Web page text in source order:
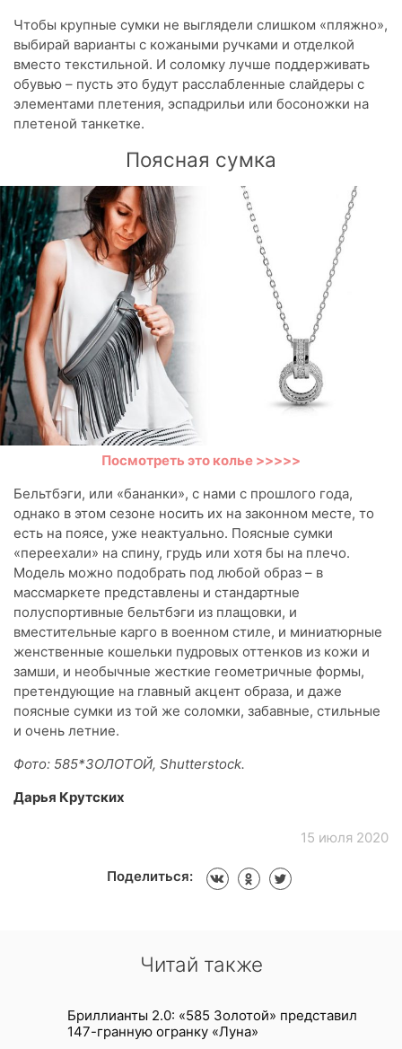
Чтобы крупные сумки не выглядели слишком «пляжно»,
выбирай варианты с кожаными ручками и отделкой
вместо текстильной. И соломку лучше поддерживать
обувью – пусть это будут расслабленные слайдеры с
элементами плетения, эспадрильи или босоножки на
плетеной танкетке.
Поясная сумка
Посмотреть это колье >>>>>
Бельтбэги, или «бананки», с нами с прошлого года,
однако в этом сезоне носить их на законном месте, то
есть на поясе, уже неактуально. Поясные сумки
«переехали» на спину, грудь или хотя бы на плечо.
Модель можно подобрать под любой образ – в
массмаркете представлены и стандартные
полуспортивные бельтбэги из плащовки, и
вместительные карго в военном стиле, и миниатюрные
женственные кошельки пудровых оттенков из кожи и
замши, и необычные жесткие геометричные формы,
претендующие на главный акцент образа, и даже
поясные сумки из той же соломки, забавные, стильные
и очень летние.
Фото: 585*ЗОЛОТОЙ, Shutterstock.
Дарья Крутских
15 июля 2020
Поделиться:
Читай также
Бриллианты 2.0: «585 Золотой» представил
147-гранную огранку «Луна»